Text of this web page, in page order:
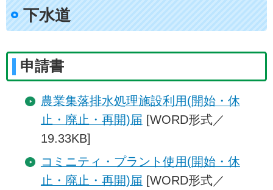
下水道
申請書
農業集落排水処理施設利用(開始・休
止・廃止・再開)届 [WORD形式／
19.33KB]
コミニティ・プラント使用(開始・休
止・廃止・再開)届 [WORD形式／